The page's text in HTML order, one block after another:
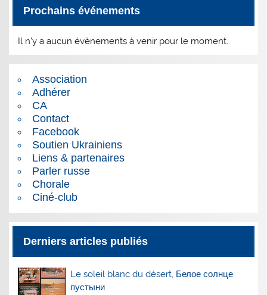
Prochains événements
Il n’y a aucun évènements à venir pour le moment.
Association
Adhérer
CA
Contact
Facebook
Soutien Ukrainiens
Liens & partenaires
Parler russe
Chorale
Ciné-club
Derniers articles publiés
Le soleil blanc du désert, Белое солнце
пустыни